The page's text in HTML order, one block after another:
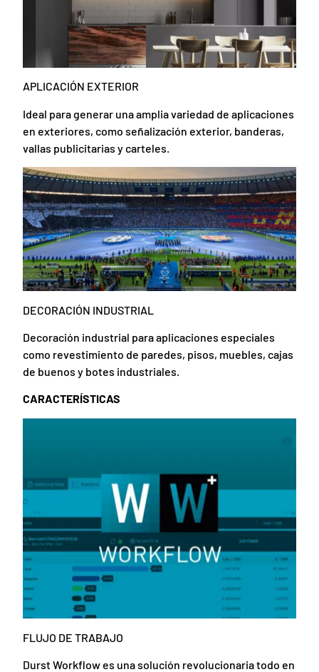
APLICACIÓN EXTERIOR
Ideal para generar una amplia variedad de aplicaciones
en exteriores, como señalización exterior, banderas,
vallas publicitarias y carteles.
DECORACIÓN INDUSTRIAL
Decoración industrial para aplicaciones especiales
como revestimiento de paredes, pisos, muebles, cajas
de buenos y botes industriales.
CARACTERÍSTICAS
FLUJO DE TRABAJO
Durst Workflow es una solución revolucionaria todo en